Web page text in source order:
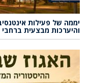
יממה של פעילות
והיערכות מבצעית ברחבי